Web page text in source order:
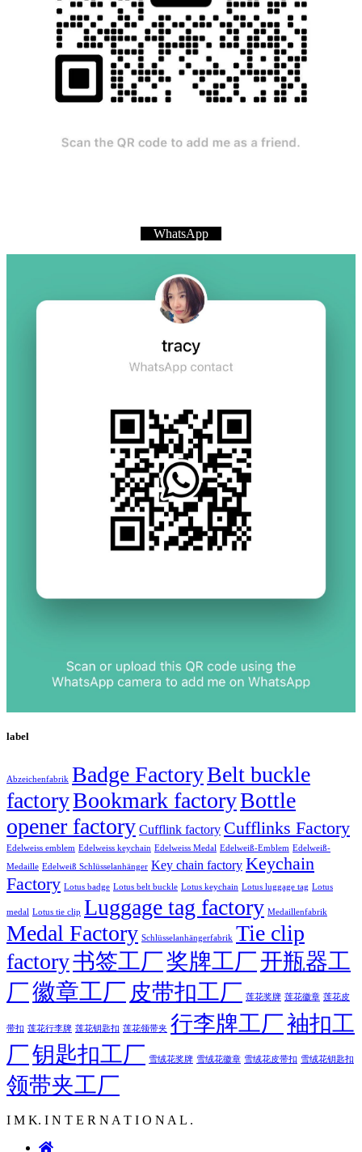
WhatsApp
label
Abzeichenfabrik Badge FactoryBelt buckle
factoryBookmark factoryBottle
opener factory Cufflink factory Cufflinks Factory
Edelweiss emblem Edelweiss keychain Edelweiss Medal Edelweiß-Emblem Edelweiß-
Medaille Edelweiß Schlüsselanhänger Key chain factory Keychain
Factory Lotus badge Lotus belt buckle Lotus keychain Lotus luggage tag Lotus
medal Lotus tie clip Luggage tag factory Medaillenfabrik
Medal Factory Schlüsselanhängerfabrik Tie clip
factory书签工厂奖牌工厂开瓶器工
厂徽章工厂 皮带扣工厂 莲花奖牌 莲花徽章 莲花皮
带扣 莲花行李牌 莲花钥匙扣 莲花领带夹 行李牌工厂袖扣工
厂钥匙扣工厂 雪绒花奖牌 雪绒花徽章 雪绒花皮带扣 雪绒花钥匙扣
领带夹工厂
I M K. I N T E R N A T I O N A L .